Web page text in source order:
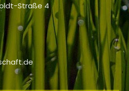
Straße 4